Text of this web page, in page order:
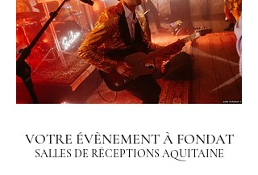
VOTRE ÉVÈNEMENT À FONDAT
SALLES DE RÉCEPTIONS AQUITAINE